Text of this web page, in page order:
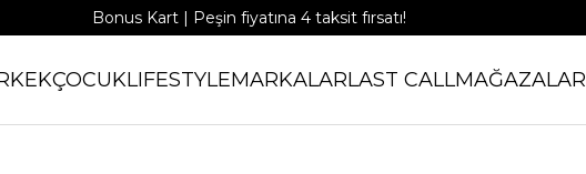
Bonus Kart | Peşin fiyatına 4 taksit fırsatı!
ÇOCUKLIFESTYLEMARKALARLAST CALLMAĞAZALAR